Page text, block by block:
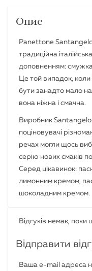
Опис
Panettone
традиційна
доповненням:
Це той випадок,
бути занадто мало
вона ніжна і смачна.
Виробник Santangelo
поціновувачі
речах могли щось
серію нових смаків
Серед цікавинок:
лимонним кремом,
шоколадним кремом.
Відгуків немає, поки
Відправити
Ваша e-mail адреса